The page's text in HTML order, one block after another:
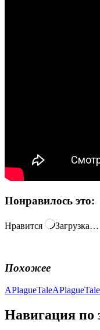
Понравилось это:
Нравится Загрузка…
Похожее
APlagueTale
Навигация по